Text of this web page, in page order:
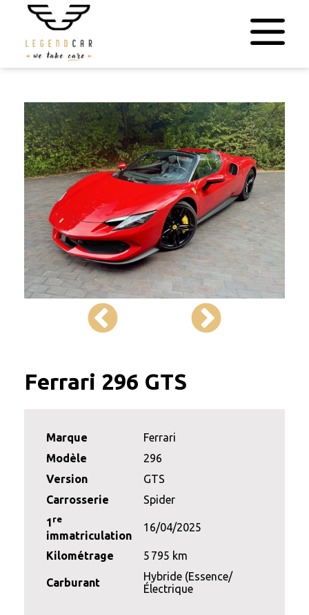
Ferrari 296 GTS
Marque
Ferrari
Modèle
296
Version
GTS
Carrosserie
Spider
1 re
immatriculation
16/04/2025
Kilométrage 5 795 km
Carburant
Hybride (Essence/
Électrique